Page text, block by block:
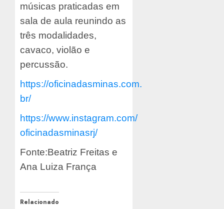
músicas praticadas em
sala de aula reunindo as
três modalidades,
cavaco, violão e
percussão.
https://oficinadasminas.com.
br/
https://www.instagram.com/
oficinadasminasrj/
Fonte:Beatriz Freitas e
Ana Luiza França
Relacionado